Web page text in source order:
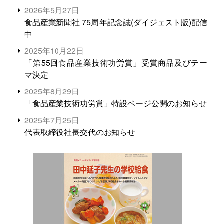
2026年5月27日
食品産業新聞社 75周年記念誌(ダイジェスト版)配信
中
2025年10月22日
「第55回食品産業技術功労賞」受賞商品及びテー
マ決定
2025年8月29日
「食品産業技術功労賞」特設ページ公開のお知らせ
2025年7月25日
代表取締役社長交代のお知らせ